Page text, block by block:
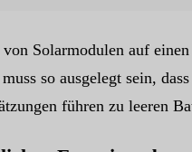
Solarmodulen auf
so ausgelegt sein,
führen zu leeren